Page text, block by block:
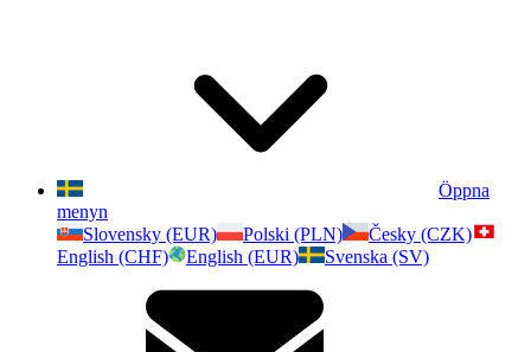
Öppna
menyn
Slovensky (EUR)
Polski (PLN)
Česky (CZK)
English (CHF)
English (EUR) Svenska (SV)